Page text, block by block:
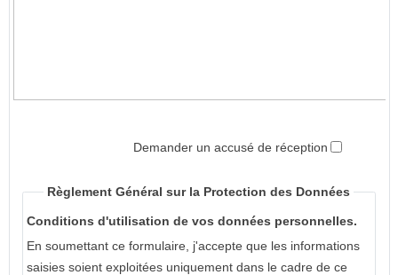
Demander un accusé de réception
Règlement Général sur la Protection des Données
Conditions d'utilisation de vos données personnelles.
En soumettant ce formulaire, j'accepte que les informations
saisies soient exploitées uniquement dans le cadre de ce